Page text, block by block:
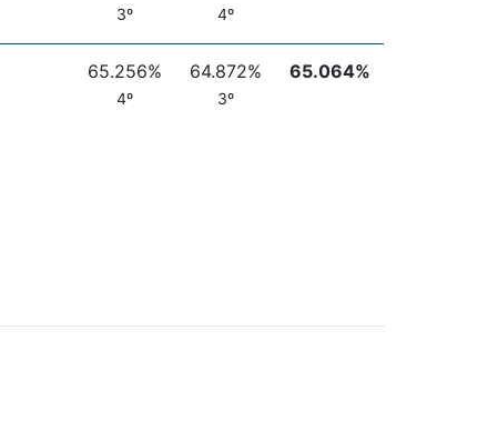
3º 4º
65.256%
4º
64.872%
3º
65.064%